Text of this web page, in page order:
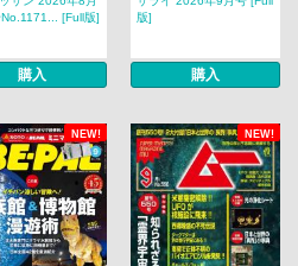
[Full版]
購入
版]
購入
NEW! NEW!